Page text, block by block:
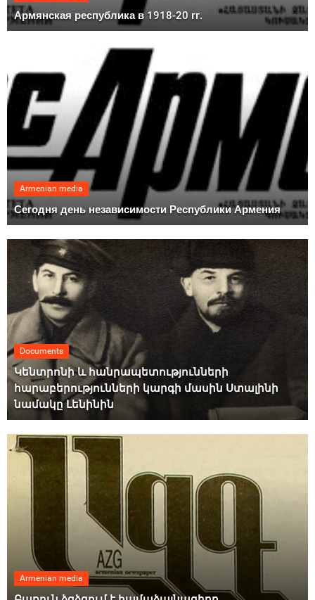
Армянская республика в 1918-20 гг.
Armenian media
Сегодня день независимости Республики Армения
Documents
Կենտրոնի և հանրապետությունների
հարաբերությունների կարգի մասին Ստալինի
նամակը Լենինին
Armenian media